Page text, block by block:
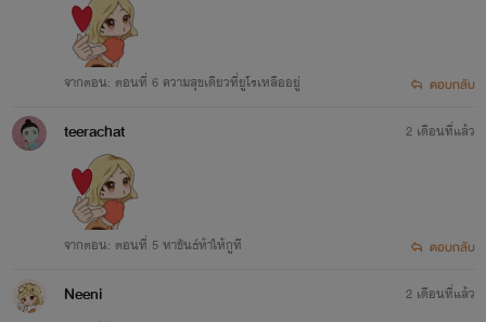
จากตอน: ตอนที่ 6 ความสุขเดียวที่ยูโรเหลืออยู่ ตอบกลับ
teerachat
จากตอน: ตอนที่ 5 หาขันธ์ห้าให้กูที
2 เดือนที่แล้ว
ตอบกลับ
Neeni 2 เดือนที่แล้ว